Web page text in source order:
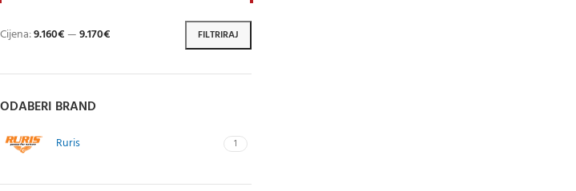
FILTRIRAJ
Cijena:9.160€—9.170€
ODABERI BRAND
Ruris 1